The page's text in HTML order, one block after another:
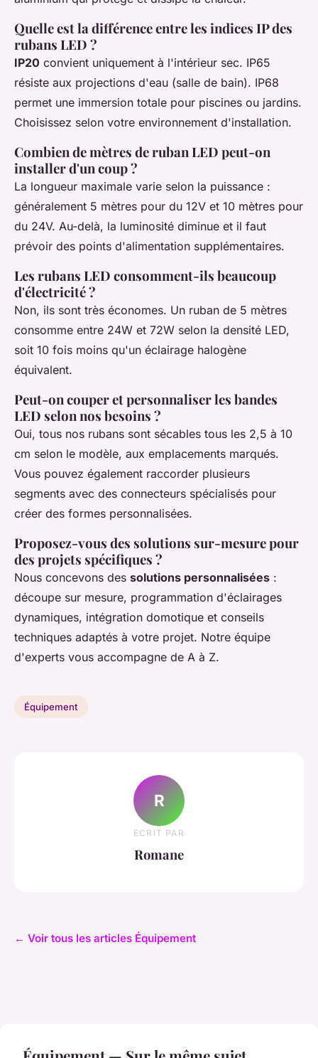
Quelle est la différence entre les indices IP des
rubans LED ?
IP20 convient uniquement à l'intérieur sec. IP65
résiste aux projections d'eau (salle de bain). IP68
permet une immersion totale pour piscines ou jardins.
Choisissez selon votre environnement d'installation.
Combien de mètres de ruban LED peut-on
installer d'un coup ?
La longueur maximale varie selon la puissance :
généralement 5 mètres pour du 12V et 10 mètres pour
du 24V. Au-delà, la luminosité diminue et il faut
prévoir des points d'alimentation supplémentaires.
Les rubans LED consomment-ils beaucoup
d'électricité ?
Non, ils sont très économes. Un ruban de 5 mètres
consomme entre 24W et 72W selon la densité LED,
soit 10 fois moins qu'un éclairage halogène
équivalent.
Peut-on couper et personnaliser les bandes
LED selon nos besoins ?
Oui, tous nos rubans sont sécables tous les 2,5 à 10
cm selon le modèle, aux emplacements marqués.
Vous pouvez également raccorder plusieurs
segments avec des connecteurs spécialisés pour
créer des formes personnalisées.
Proposez-vous des solutions sur-mesure pour
des projets spécifiques ?
Nous concevons des solutions personnalisées :
découpe sur mesure, programmation d'éclairages
dynamiques, intégration domotique et conseils
techniques adaptés à votre projet. Notre équipe
d'experts vous accompagne de A à Z.
Équipement
R
ECRIT PAR
Romane
← Voir tous les articles Équipement